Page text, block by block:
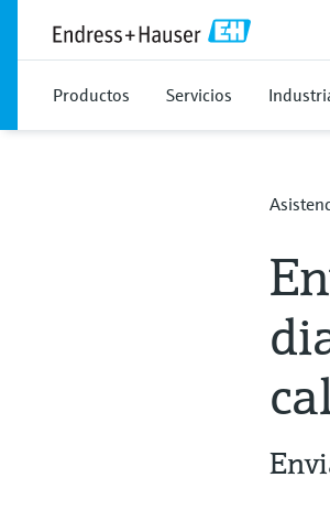
Productos Servicios